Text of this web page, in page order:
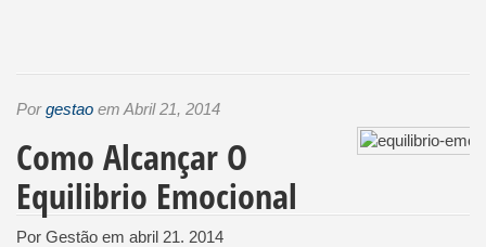
Porgestaoem Abril 21, 2014
Como Alcançar O
Equilibrio Emocional
Por Gestão em abril 21. 2014